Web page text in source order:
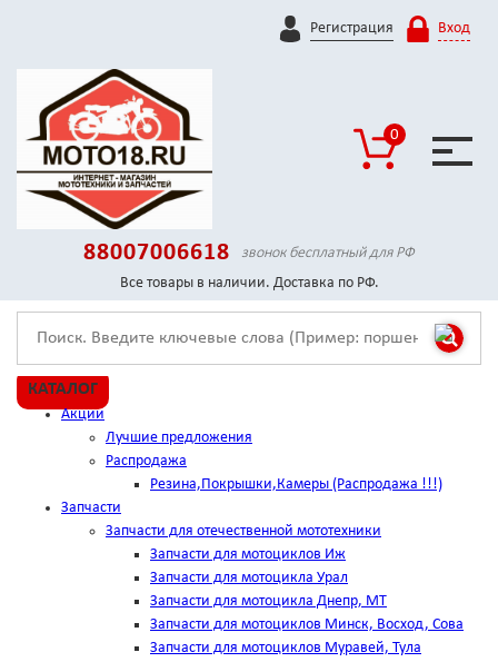
Регистрация Вход
0
88007006618
звонок бесплатный для РФ
Все товары в наличии. Доставка по РФ.
КАТАЛОГ
Акции
Лучшие предложения
Распродажа
Резина,Покрышки,Камеры (Распродажа !!!)
Запчасти
Запчасти для отечественной мототехники
Запчасти для мотоциклов Иж
Запчасти для мотоцикла Урал
Запчасти для мотоцикла Днепр, МТ
Запчасти для мотоциклов Минск, Восход, Сова
Запчасти для мотоциклов Муравей, Тула